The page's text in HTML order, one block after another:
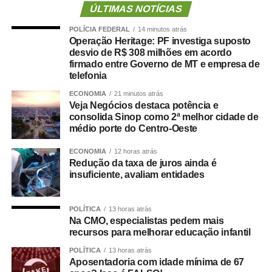
de acompanhamento e rastreio dos recursos públicos
O deputado estadual Carlos Giannazi (PSOL-SP), que
também é professor, afirmou que a qualidade da
educação infantil passa pela discussão de vários temas,
como piso salarial dos docentes, concurso público,
formação de profissionais e estrutura de escolas e
creches.
recursos públicos para organizações sociais, o que
promoveria uma “terceirização da educação”. Segundo o
deputado, o dinheiro público precisa ser investido pelos
governos de forma eficiente e direta nas creches e
escolas públicas.
— Defendemos uma educação pública gratuita e de
qualidade, da creche à pós-graduação ­— declarou o
ÚLTIMAS NOTÍCIAS
POLÍCIA FEDERAL 14 minutos atrás
Operação Heritage: PF investiga suposto
desvio de R$ 308 milhões em acordo
firmado entre Governo de MT e empresa de
telefonia
ECONOMIA 21 minutos atrás
Veja Negócios destaca potência e
consolida Sinop como 2ª melhor cidade de
médio porte do Centro-Oeste
ECONOMIA 12 horas atrás
Redução da taxa de juros ainda é
insuficiente, avaliam entidades
POLÍTICA 13 horas atrás
Na CMO, especialistas pedem mais
recursos para melhorar educação infantil
POLÍTICA 13 horas atrás
Aposentadoria com idade mínima de 67